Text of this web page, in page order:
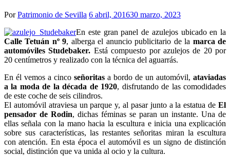
PorPatrimonio de Sevilla 6 abril, 201630 marzo, 2023
En este gran panel de azulejos ubicado en la
Calle Tetuán nº 9, alberga el anuncio publicitario de la marca de
automóviles Studebaker. Está compuesto por azulejos de 20 por
20 centímetros y realizado con la técnica del aguarrás.
En él vemos a cinco señoritas a bordo de un automóvil, ataviadas
a la moda de la década de 1920, disfrutando de las comodidades
de este coche de seis cilindros.
El automóvil atraviesa un parque y, al pasar junto a la estatua deEl
pensador de Rodin, dichas féminas se paran un instante. Una de
ellas señala con la mano hacia la escultura e inicia una explicación
sobre sus características, las restantes señoritas miran la escultura
con atención. En esta época el automóvil es un signo de distinción
social, distinción que va unida al ocio y la cultura.